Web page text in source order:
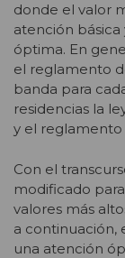
donde el valor
atención
óptima. En
el reglamento
banda para
residencias la
y el reglamento
Con el
modificado
valores más
a continuación,
una atención